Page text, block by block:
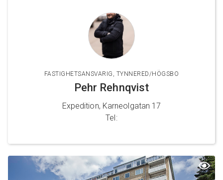
FASTIGHETSANSVARIG, TYNNERED/HÖGSBO
Pehr Rehnqvist
Expedition, Karneolgatan 17
Tel: